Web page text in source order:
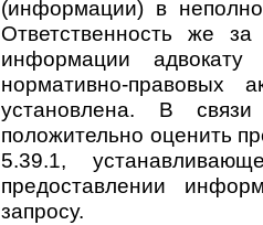
(информации) в
Ответственность же за
информации
нормативно-правовых
установлена. В
положительно оценить
5.39.1,
предоставлении
запросу.